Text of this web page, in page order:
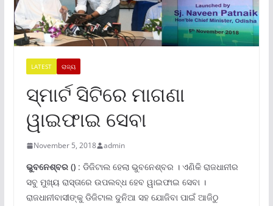
LATEST ରାଜ୍ୟ
ସ୍ମାର୍ଟ ସିଟିରେ ମାଗଣା
ୱାଇଫାଇ ସେବା
November 5, 2018 admin
ଭୁବନେଶ୍ବର() : ଡିଜିଟାଲ ହେଲା ଭୁବନେଶ୍ବର । ଏଣିକି ରାଜଧାନୀର
ସବୁ ମୁଖ୍ୟ ରାସ୍ତାରେ ଉପଲବ୍ଧ ହେବ ୱାଇଫାଇ ସେବା ।
ରାଜଧାନୀବାସୀଙ୍କୁ ଡିଜିଟାଲ ଦୁନିଆ ସହ ଯୋଜିବା ପାଇଁ ଆଜିଠୁ